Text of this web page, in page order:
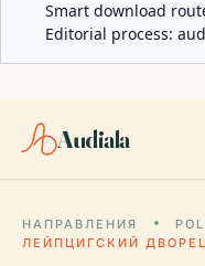
Smart download
Editorial process:
Audiala
НАПРАВЛЕНИЯ
ЛЕЙПЦИГСКИЙ